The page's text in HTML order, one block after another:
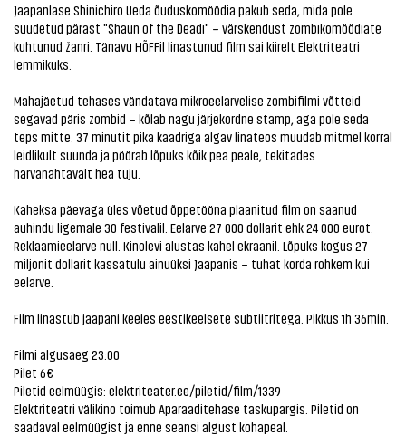
Jaapanlase Shinichiro Ueda õuduskomöödia pakub seda, mida pole
suudetud pärast "Shaun of the Deadi" – värskendust zombikomöödiate
kuhtunud žanri. Tänavu HÕFFil linastunud film sai kiirelt Elektriteatri
lemmikuks.
Mahajäetud tehases vändatava mikroeelarvelise zombifilmi võtteid
segavad päris zombid – kõlab nagu järjekordne stamp, aga pole seda
teps mitte. 37 minutit pika kaadriga algav linateos muudab mitmel korral
leidlikult suunda ja pöörab lõpuks kõik pea peale, tekitades
harvanähtavalt hea tuju.
Kaheksa päevaga üles võetud õppetööna plaanitud film on saanud
auhindu ligemale 30 festivalil. Eelarve 27 000 dollarit ehk 24 000 eurot.
Reklaamieelarve null. Kinolevi alustas kahel ekraanil. Lõpuks kogus 27
miljonit dollarit kassatulu ainuüksi Jaapanis – tuhat korda rohkem kui
eelarve.
Film linastub jaapani keeles eestikeelsete subtiitritega. Pikkus 1h 36min.
Filmi algusaeg 23:00
Pilet 6€
Piletid eelmüügis: elektriteater.ee/piletid/film/1339
Elektriteatri välikino toimub Aparaaditehase taskupargis. Piletid on
saadaval eelmüügist ja enne seansi algust kohapeal.